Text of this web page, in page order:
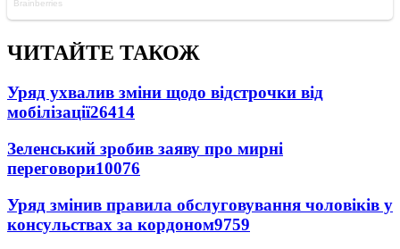
ЧИТАЙТЕ ТАКОЖ
Уряд ухвалив зміни щодо відстрочки від
мобілізації26414
Зеленський зробив заяву про мирні
переговори10076
Уряд змінив правила обслуговування чоловіків у
консульствах за кордоном9759